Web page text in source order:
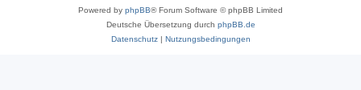
Powered by phpBB® Forum Software © phpBB Limited
Deutsche Übersetzung durch phpBB.de
Datenschutz| Nutzungsbedingungen